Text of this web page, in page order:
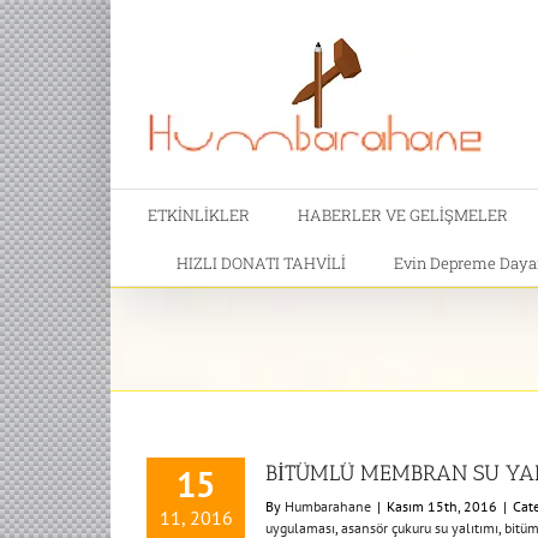
ETKİNLİKLER HABERLER VE GELİŞMELER
HIZLI DONATI TAHVİLİ Evin Depreme
15
11, 2016
BİTÜMLÜ MEMBRAN SU
By Humbarahane | Kasım 15th, 2016 |
uygulaması, asansör çukuru su yalıtımı, bitüm